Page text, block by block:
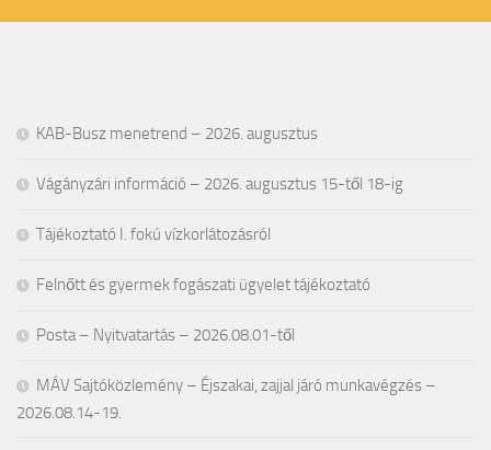
KAB-Busz menetrend – 2026. augusztus
Vágányzári információ – 2026. augusztus 15-től 18-ig
Tájékoztató I. fokú vízkorlátozásról
Felnőtt és gyermek fogászati ügyelet tájékoztató
Posta – Nyitvatartás – 2026.08.01-től
MÁV Sajtóközlemény – Éjszakai, zajjal járó munkavégzés –
2026.08.14-19.